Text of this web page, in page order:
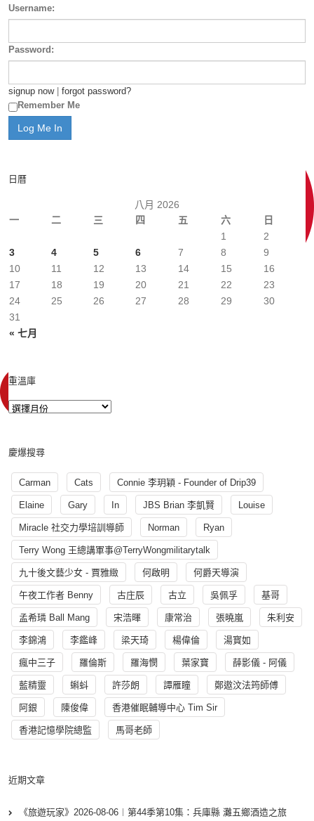
Username:
Password:
signup now| forgot password?
Remember Me
日曆
八月 2026
一
二 三 四 五 六 日
« 七月
1
2
3
4 5 6 7 8
9
10
11 12 13 14 15
16
17
18 19 20 21 22
23
24
25 26 27 28 29
30
31
重溫庫
慶爆搜尋
Carman Cats Connie 李玥穎 - Founder of Drip39
Elaine Gary In JBS Brian 李凱賢 Louise
Miracle 社交力學培訓導師 Norman Ryan
Terry Wong 王總講軍事@TerryWongmilitarytalk
九十後文藝少女 - 賈雅緻 何啟明 何爵天導演
午夜工作者 Benny 古庄辰 古立 吳佩孚 基哥
孟希璘 Ball Mang 宋浩暉 康常治 張曉嵐 朱利安
李錦鴻 李鑑峰 梁天琦 楊偉倫 湯寳如
瘋中三子 羅倫斯 羅海憫 葉家寶 薛影儀 - 阿儀
藍精靈 蝌蚪 許莎朗 譚雁瞳 鄭遨汶法筠師傅
阿銀 陳俊偉 香港催眠輔導中心 Tim Sir
香港記憶學院總監 馬哥老師
近期文章
《旅遊玩家》2026-08-06︱第44季第10集：兵庫縣 灘五鄉酒造之旅